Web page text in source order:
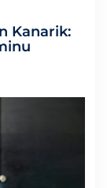
Kanarik: